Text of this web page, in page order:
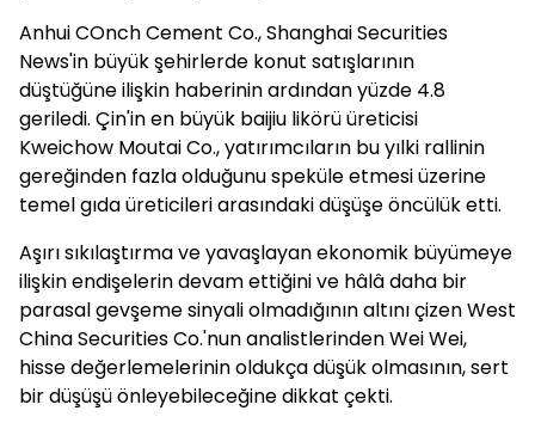
Anhui COnch Cement Co., Shanghai Securities
News'in büyük şehirlerde konut satışlarının
düştüğüne ilişkin haberinin ardından yüzde 4.8
geriledi. Çin'in en büyük baijiu likörü üreticisi
Kweichow Moutai Co., yatırımcıların bu yılki rallinin
gereğinden fazla olduğunu speküle etmesi üzerine
temel gıda üreticileri arasındaki düşüşe öncülük etti.
Aşırı sıkılaştırma ve yavaşlayan ekonomik büyümeye
ilişkin endişelerin devam ettiğini ve hâlâ daha bir
parasal gevşeme sinyali olmadığının altını çizen West
China Securities Co.'nun analistlerinden Wei Wei,
hisse değerlemelerinin oldukça düşük olmasının, sert
bir düşüşü önleyebileceğine dikkat çekti.